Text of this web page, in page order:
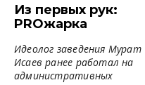
Из первых рук:
PROжарка
Идеолог заведения Мурат
Исаев ранее работал на
административных